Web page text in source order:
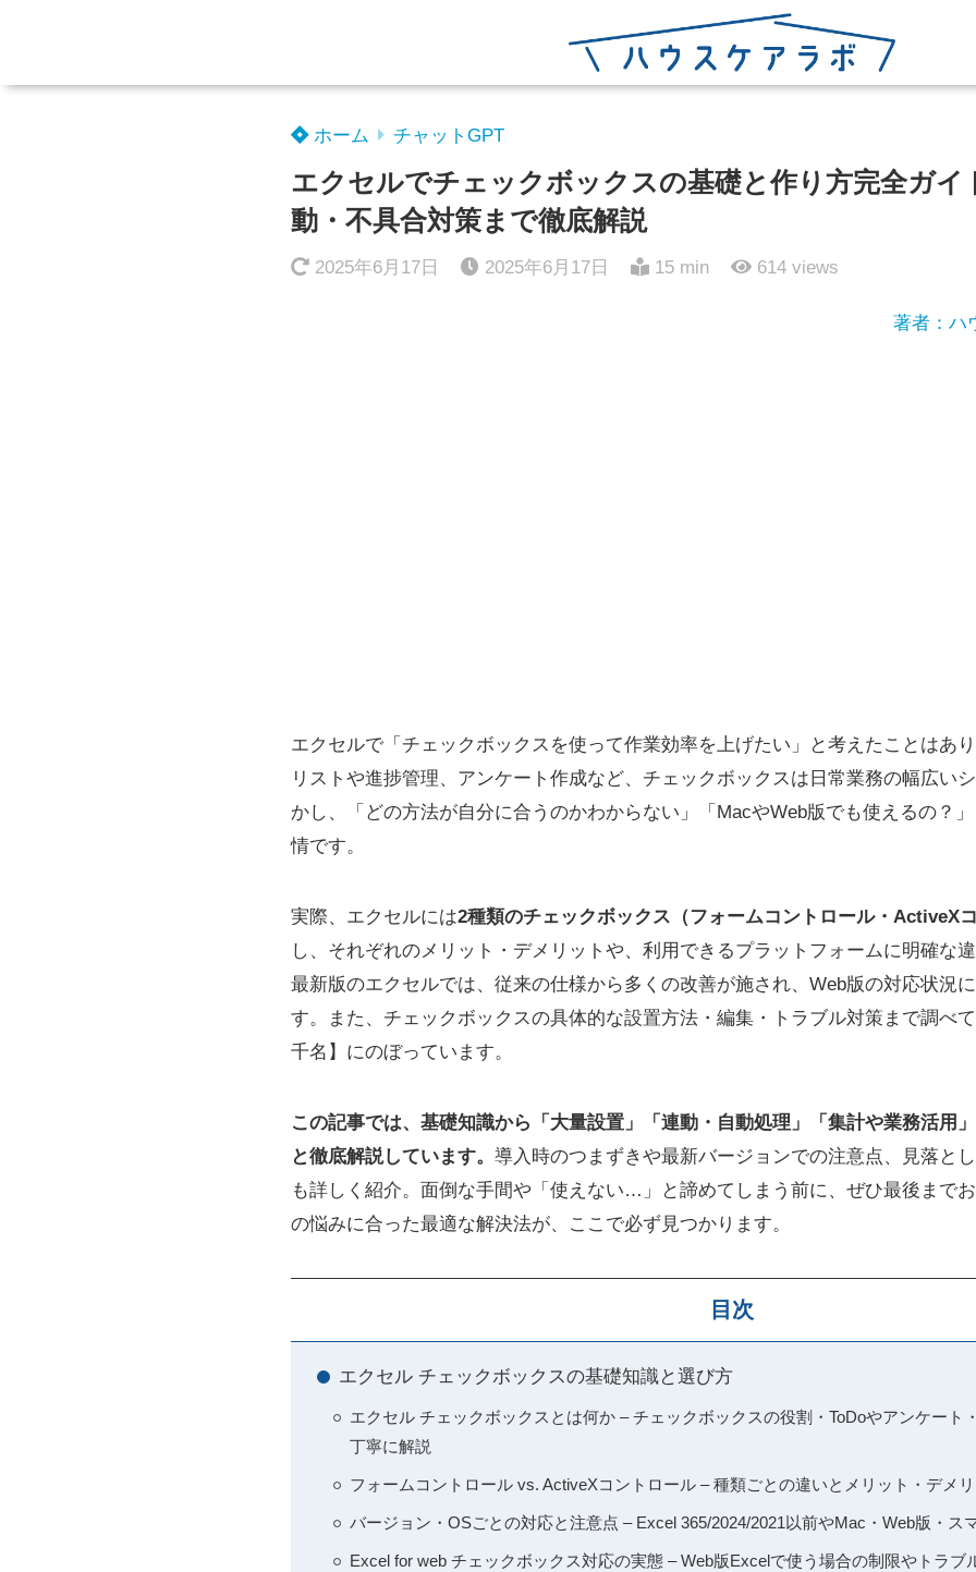
ホーム チャットGPT
エクセルでチェックボックスの基礎と作り方完全ガイ
動・不具合対策まで徹底解説
2025年6月17日 2025年6月17日 15 min 614 views
著者：ハ
エクセルで「チェックボックスを使って作業効率を上げたい」と考えたことはあ
リストや進捗管理、アンケート作成など、チェックボックスは日常業務の幅広い
かし、「どの方法が自分に合うのかわからない」「MacやWeb版でも使えるの？
情です。
実際、エクセルには2種類のチェックボックス（フォームコントロール・ActiveXコ
し、それぞれのメリット・デメリットや、利用できるプラットフォームに明確な
最新版のエクセルでは、従来の仕様から多くの改善が施され、Web版の対応状況
す。また、チェックボックスの具体的な設置方法・編集・トラブル対策まで調べ
千名】にのぼっています。
この記事では、基礎知識から「大量設置」「連動・自動処理」「集計や業務活用
と徹底解説しています。 導入時のつまずきや最新バージョンでの注意点、見落と
も詳しく紹介。面倒な手間や「使えない…」と諦めてしまう前に、ぜひ最後まで
の悩みに合った最適な解決法が、ここで必ず見つかります。
目次
エクセル チェックボックスの基礎知識と選び方
エクセル チェックボックスとは何か – チェックボックスの役割・ToDoやアンケート
丁寧に解説
フォームコントロール vs. ActiveXコントロール – 種類ごとの違いとメリット・デメ
バージョン・OSごとの対応と注意点 – Excel 365/2024/2021以前やMac・Web版・ス
Excel for web チェックボックス対応の実態 – Web版Excelで使う場合の制限やトラブ